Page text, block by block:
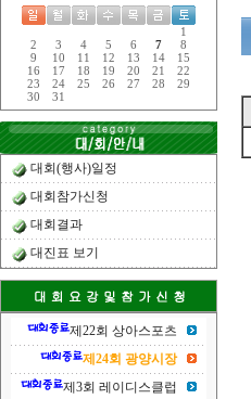
1
2
3 4 5 6 7
8
9
10 11 12 13 14
15
16
17 18 19 20 21
22
23
24 25 26 27 28
29
30
31
대회(행사)일정
대회참가신청
대회결과
대진표 보기
제22회 상아스포츠
제24회 광양시장
제3회 레이디스클럽